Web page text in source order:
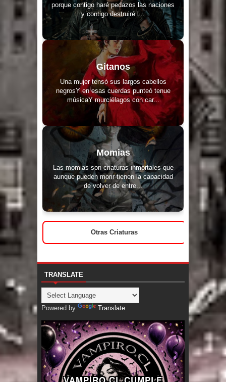
porque contigo haré pedazos las naciones
y contigo destruiré l...
Gitanos
Una mujer tensó sus largos cabellos
negrosY en esas cuerdas punteó tenue
músicaY murciélagos con car...
Momias
Las momias son criaturas inmortales que
aunque pueden morir tienen la capacidad
de volver de entre...
Otras Criaturas
TRANSLATE
Powered by Translate